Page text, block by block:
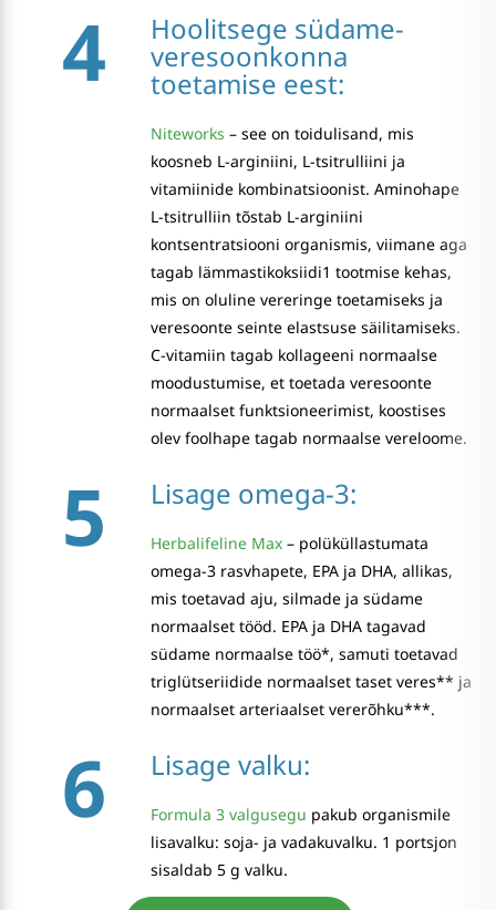
4 Hoolitsege südame-
veresoonkonna
toetamise eest:
Niteworks – see on toidulisand, mis
koosneb L-arginiini, L-tsitrulliini ja
vitamiinide kombinatsioonist. Aminohape
L-tsitrulliin tõstab L-arginiini
kontsentratsiooni organismis, viimane aga
tagab lämmastikoksiidi1 tootmise kehas,
mis on oluline vereringe toetamiseks ja
veresoonte seinte elastsuse säilitamiseks.
C-vitamiin tagab kollageeni normaalse
moodustumise, et toetada veresoonte
normaalset funktsioneerimist, koostises
olev foolhape tagab normaalse vereloome.
5 Lisage omega-3:
Herbalifeline Max – polüküllastumata
omega-3 rasvhapete, EPA ja DHA, allikas,
mis toetavad aju, silmade ja südame
normaalset tööd. EPA ja DHA tagavad
südame normaalse töö*, samuti toetavad
triglütseriidide normaalset taset veres** ja
normaalset arteriaalset vererõhku***.
6 Lisage valku:
Formula 3 valgusegu pakub organismile
lisavalku: soja- ja vadakuvalku. 1 portsjon
sisaldab 5 g valku.